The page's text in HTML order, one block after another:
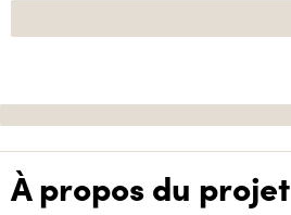
À propos du projet